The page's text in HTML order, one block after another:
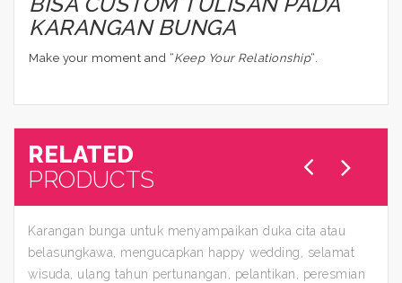
KARANGAN BUNGA
Make your moment and “Keep Your Relationship“.
RELATED
PRODUCTS
Karangan bunga untuk menyampaikan duka cita atau
belasungkawa, mengucapkan happy wedding, selamat
wisuda, ulang tahun pertunangan, pelantikan, peresmian